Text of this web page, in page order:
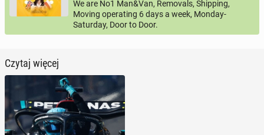
We are No1 Man&Van, Removals, Shipping,
Moving operating 6 days a week, Monday-
Saturday, Door to Door.
Czytaj więcej